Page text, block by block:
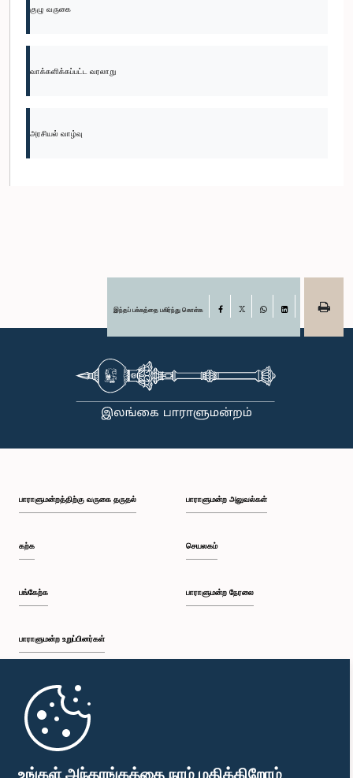
உங்கள் அந்தரங்கத்தை நாம் மதிக்கிறோம்
குழு வருகை
வாக்களிக்கப்பட்ட வரலாறு
அரசியல் வாழ்வு
இந்தப் பக்கத்தை பகிர்ந்து கொள்க Facebook
பாராளுமன்றத்திற்கு வருகை தருதல்
கற்க
பங்கேற்க
பாராளுமன்ற உறுப்பினர்கள்
முதற்பக்கம்
பாராளுமன்ற அலுவல்கள்
செயலகம்
பாராளுமன்ற நேரலை
பாராளுமன்ற கையடக்க செயலி